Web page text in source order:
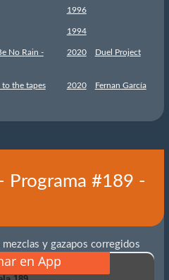
1996
1994
No Rain -
2020 Duel Project
to the tapes 2020 Fernan García
Programa #189 -
y gazapos corregidos